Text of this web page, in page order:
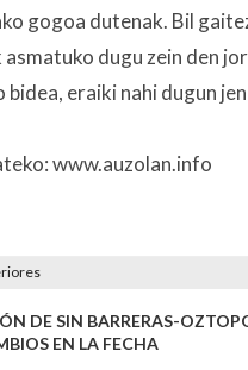
gogoa dutenak. Bil
dugu zein den
bidea, eraiki nahi dugun
www.auzolan.info
DE SIN BARRERAS-
EN LA FECHA